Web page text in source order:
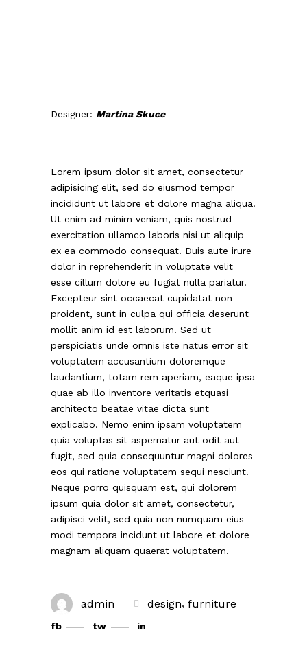
Designer: Martina Skuce
Lorem ipsum dolor sit amet, consectetur
adipisicing elit, sed do eiusmod tempor
incididunt ut labore et dolore magna aliqua.
Ut enim ad minim veniam, quis nostrud
exercitation ullamco laboris nisi ut aliquip
ex ea commodo consequat. Duis aute irure
dolor in reprehenderit in voluptate velit
esse cillum dolore eu fugiat nulla pariatur.
Excepteur sint occaecat cupidatat non
proident, sunt in culpa qui officia deserunt
mollit anim id est laborum. Sed ut
perspiciatis unde omnis iste natus error sit
voluptatem accusantium doloremque
laudantium, totam rem aperiam, eaque ipsa
quae ab illo inventore veritatis etquasi
architecto beatae vitae dicta sunt
explicabo. Nemo enim ipsam voluptatem
quia voluptas sit aspernatur aut odit aut
fugit, sed quia consequuntur magni dolores
eos qui ratione voluptatem sequi nesciunt.
Neque porro quisquam est, qui dolorem
ipsum quia dolor sit amet, consectetur,
adipisci velit, sed quia non numquam eius
modi tempora incidunt ut labore et dolore
magnam aliquam quaerat voluptatem.
admin design, furniture
fb tw in